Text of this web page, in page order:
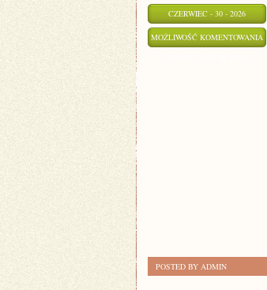
CZERWIEC - 30 - 2026
MOŻLIWOŚĆ KOMENTOWANIA
POSTED BY ADMIN